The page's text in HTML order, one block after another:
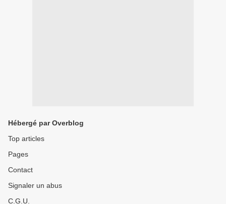
Hébergé par Overblog
Top articles
Pages
Contact
Signaler un abus
C.G.U.